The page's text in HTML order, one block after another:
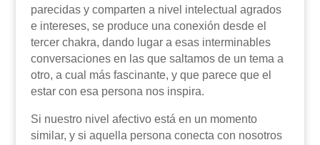
parecidas y comparten a nivel intelectual agrados
e intereses, se produce una conexión desde el
tercer chakra, dando lugar a esas interminables
conversaciones en las que saltamos de un tema a
otro, a cual más fascinante, y que parece que el
estar con esa persona nos inspira.
Si nuestro nivel afectivo está en un momento
similar, y si aquella persona conecta con nosotros